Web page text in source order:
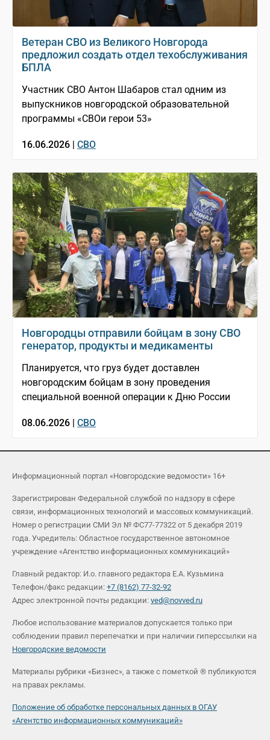
Ветеран СВО из Великого Новгорода
предложил создать отдел техобслуживания
БПЛА
Участник СВО Антон Шабаров стал одним из
выпускников новгородской образовательной
программы «СВОи герои 53»
16.06.2026 | СВО
Новгородцы отправили бойцам в зону СВО
генератор, продукты и медикаменты
Планируется, что груз будет доставлен
новгородским бойцам в зону проведения
специальной военной операции к Дню России
08.06.2026 | СВО
Информационный портал «Новгородские ведомости» 16+
Зарегистрирован Федеральной службой по надзору в сфере
связи, информационных технологий и массовых коммуникаций.
Номер о регистрации СМИ Эл № ФС77-77322 от 5 декабря 2019
года. Учредитель: Областное государственное автономное
учреждение «Агентство информационных коммуникаций»
Главный редактор: И.о. главного редактора Е.А. Кузьмина
Телефон/факс редакции: +7 (8162) 77-32-92
Адрес электронной почты редакции: ved@novved.ru
Любое использование материалов допускается только при
соблюдении правил перепечатки и при наличии гиперссылки на
Новгородские ведомости
Материалы рубрики «Бизнес», а также с пометкой ® публикуются
на правах рекламы.
Положение об обработке персональных данных в ОГАУ
«Агентство информационных коммуникаций»